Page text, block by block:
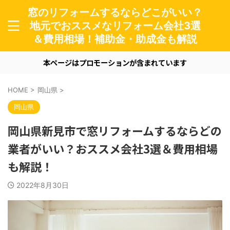
窓のリフォームするならどこがいい？
地元でおススメなリフォーム会社3選
＆費用相場！補助金・助成金も解説
本ページはプロモーションが含まれています
HOME > 岡山県 >
岡山県
岡山県新見市で窓リフォームするならどの
業者がいい？おススメ会社3選＆費用相場
も解説！
2022年8月30日